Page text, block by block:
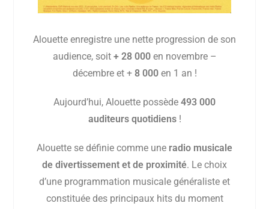
Alouette enregistre une nette progression de son
audience, soit + 28 000 en novembre –
décembre et +8 000en 1 an !
Aujourd’hui, Alouette possède 493 000
auditeurs quotidiens!
Alouette se définie comme une radio musicale
de divertissement et de proximité. Le choix
d’une programmation musicale généraliste et
constituée des principaux hits du moment